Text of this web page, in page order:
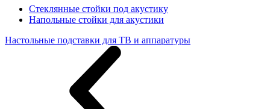
Стеклянные стойки под акустику
Напольные стойки для акустики
Настольные подставки для ТВ и аппаратуры